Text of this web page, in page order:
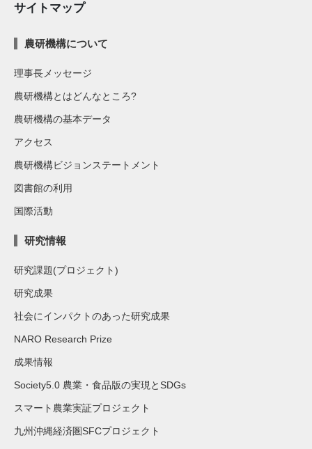
サイトマップ
農研機構について
理事長メッセージ
農研機構とはどんなところ?
農研機構の基本データ
アクセス
農研機構ビジョンステートメント
図書館の利用
国際活動
研究情報
研究課題(プロジェクト)
研究成果
社会にインパクトのあった研究成果
NARO Research Prize
成果情報
Society5.0 農業・食品版の実現とSDGs
スマート農業実証プロジェクト
九州沖縄経済圏SFCプロジェクト